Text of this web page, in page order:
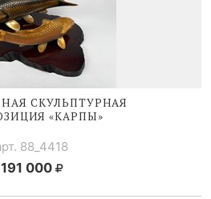
СКУЛЬПТУРНАЯ
«КАРПЫ»
88_4418
191 000